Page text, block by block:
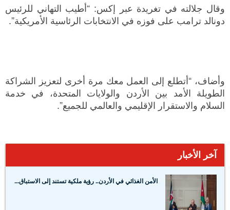
وقال جلالته في تغريدة عبر إكس: “أطيب التهاني للرئيس
دونالد ترامب على فوزه في الانتخابات الرئاسية الأمريكية”.
وأضاف، “أتطلع إلى العمل معك مرة أخرى لتعزيز الشراكة
الطويلة الأمد بين الأردن والولايات المتحدة، في خدمة
السلام والاستقرار الإقليمي والعالمي للجميع”.
آخر الأخبار
الأمن الغذائي في الأردن.. رؤية ملكية تستند إلى الاستباق...